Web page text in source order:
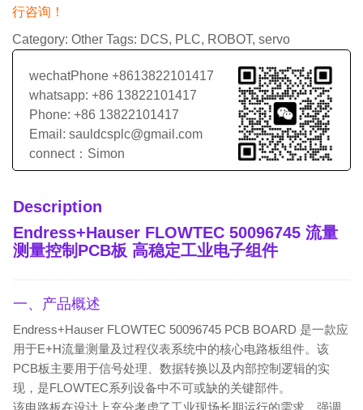
行咨询！
Category: Other Tags: DCS, PLC, ROBOT, servo
wechatPhone +8613822101417
whatsapp: +86 13822101417
Phone: +86 13822101417
Email: sauldcsplc@gmail.com
connect：Simon
Description
Endress+Hauser FLOWTEC 50096745 流量
测量控制PCB板 高稳定工业电子组件
一、产品概述
Endress+Hauser FLOWTEC 50096745 PCB BOARD 是一款应
用于E+H流量测量及过程仪表系统中的核心电路板组件。该
PCB板主要用于信号处理、数据转换以及内部控制逻辑的实
现，是FLOWTEC系列设备中不可或缺的关键部件。
该电路板在设计上充分考虑了工业现场长期运行的需求，强调